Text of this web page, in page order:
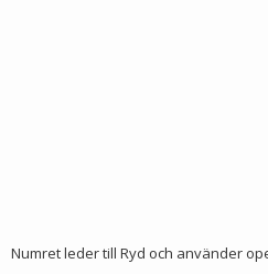
Numret leder till Ryd och använder